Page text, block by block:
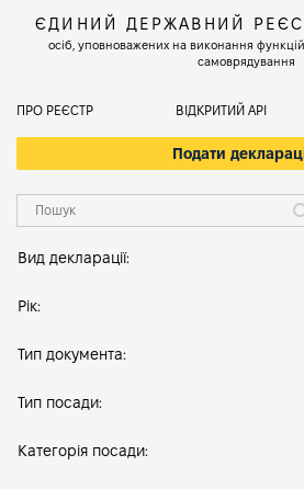
ЄДИНИЙ ДЕРЖАВНИЙ
осіб, уповноважених на виконання
самоврядування
ПРО РЕЄСТР ВІДКРИТИЙ АРІ
Подати
Вид декларації:
Рік:
Тип документа:
Тип посади:
Категорія посади: